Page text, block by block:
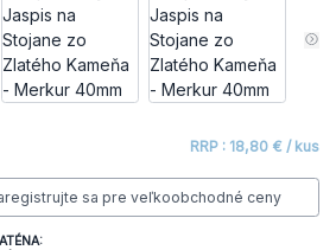
RRP : 18,80 € / kus
sa pre veľkoobchodné ceny